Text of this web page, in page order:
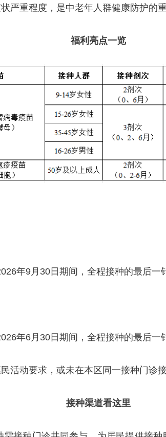
严重程度，是中老年人群健康防护的重
福利亮点一览
年9月30日期间，全程接种的最后一
年6月30日期间，全程接种的最后一
动要求，或未在本区同一接种门诊接
接种渠道看这里